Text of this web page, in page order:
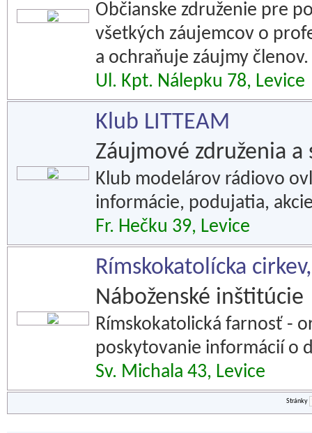
Občianske združenie pre
všetkých záujemcov o
a ochraňuje záujmy členov.
Ul. Kpt. Nálepku 78, Levice
Klub LITTEAM
Záujmové združenia a
Klub modelárov rádiovo
informácie, podujatia,
Fr. Hečku 39, Levice
Rímskokatolícka
Náboženské inštitúcie
Rímskokatolická farnosť -
poskytovanie informácií o
Sv. Michala 43, Levice
Stránky